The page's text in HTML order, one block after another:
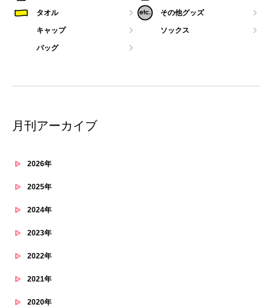
タオル その他グッズ
キャップ ソックス
バッグ
月刊アーカイブ
2026年
2025年
2024年
2023年
2022年
2021年
2020年